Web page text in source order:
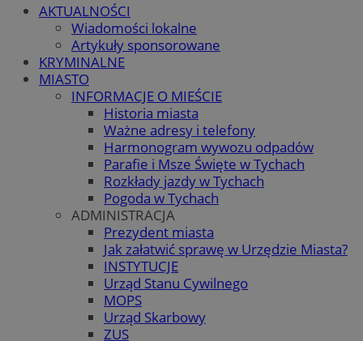
AKTUALNOŚCI
Wiadomości lokalne
Artykuły sponsorowane
KRYMINALNE
MIASTO
INFORMACJE O MIEŚCIE
Historia miasta
Ważne adresy i telefony
Harmonogram wywozu odpadów
Parafie i Msze Święte w Tychach
Rozkłady jazdy w Tychach
Pogoda w Tychach
ADMINISTRACJA
Prezydent miasta
Jak załatwić sprawę w Urzędzie Miasta?
INSTYTUCJE
Urząd Stanu Cywilnego
MOPS
Urząd Skarbowy
ZUS